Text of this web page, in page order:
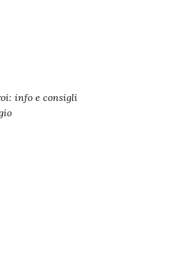
info e consigli